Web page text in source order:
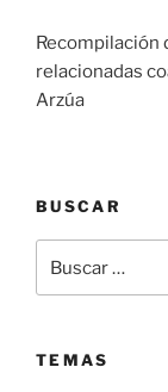
Recompilación
relacionadas
Arzúa
BUSCAR
TEMAS